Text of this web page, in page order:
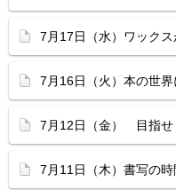
7月17日（水）ワックス
7月16日（火）本の世
7月12日（金） 目指せ
7月11日（木）書写の時